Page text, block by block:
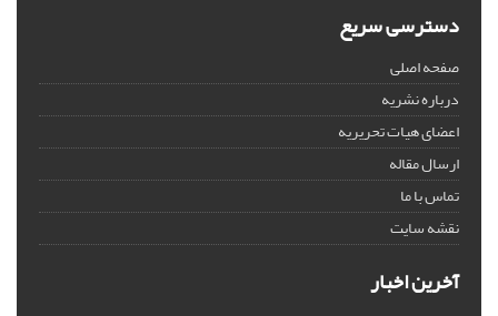
دسترسی سریع
صفحه اصلی
درباره نشریه
اعضای هیات تحریریه
ارسال مقاله
تماس با ما
نقشه سایت
آخرین اخبار